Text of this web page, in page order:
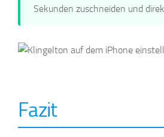
Sekunden zuschneiden und
Fazit